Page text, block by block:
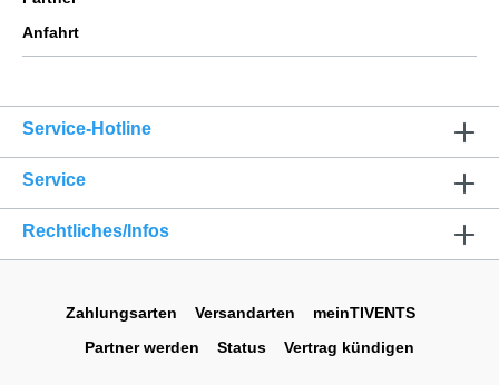
Anfahrt
Service-Hotline
Service
Rechtliches/Infos
Zahlungsarten Versandarten
meinTIVENTS
Partner werden
Status Vertrag kündigen